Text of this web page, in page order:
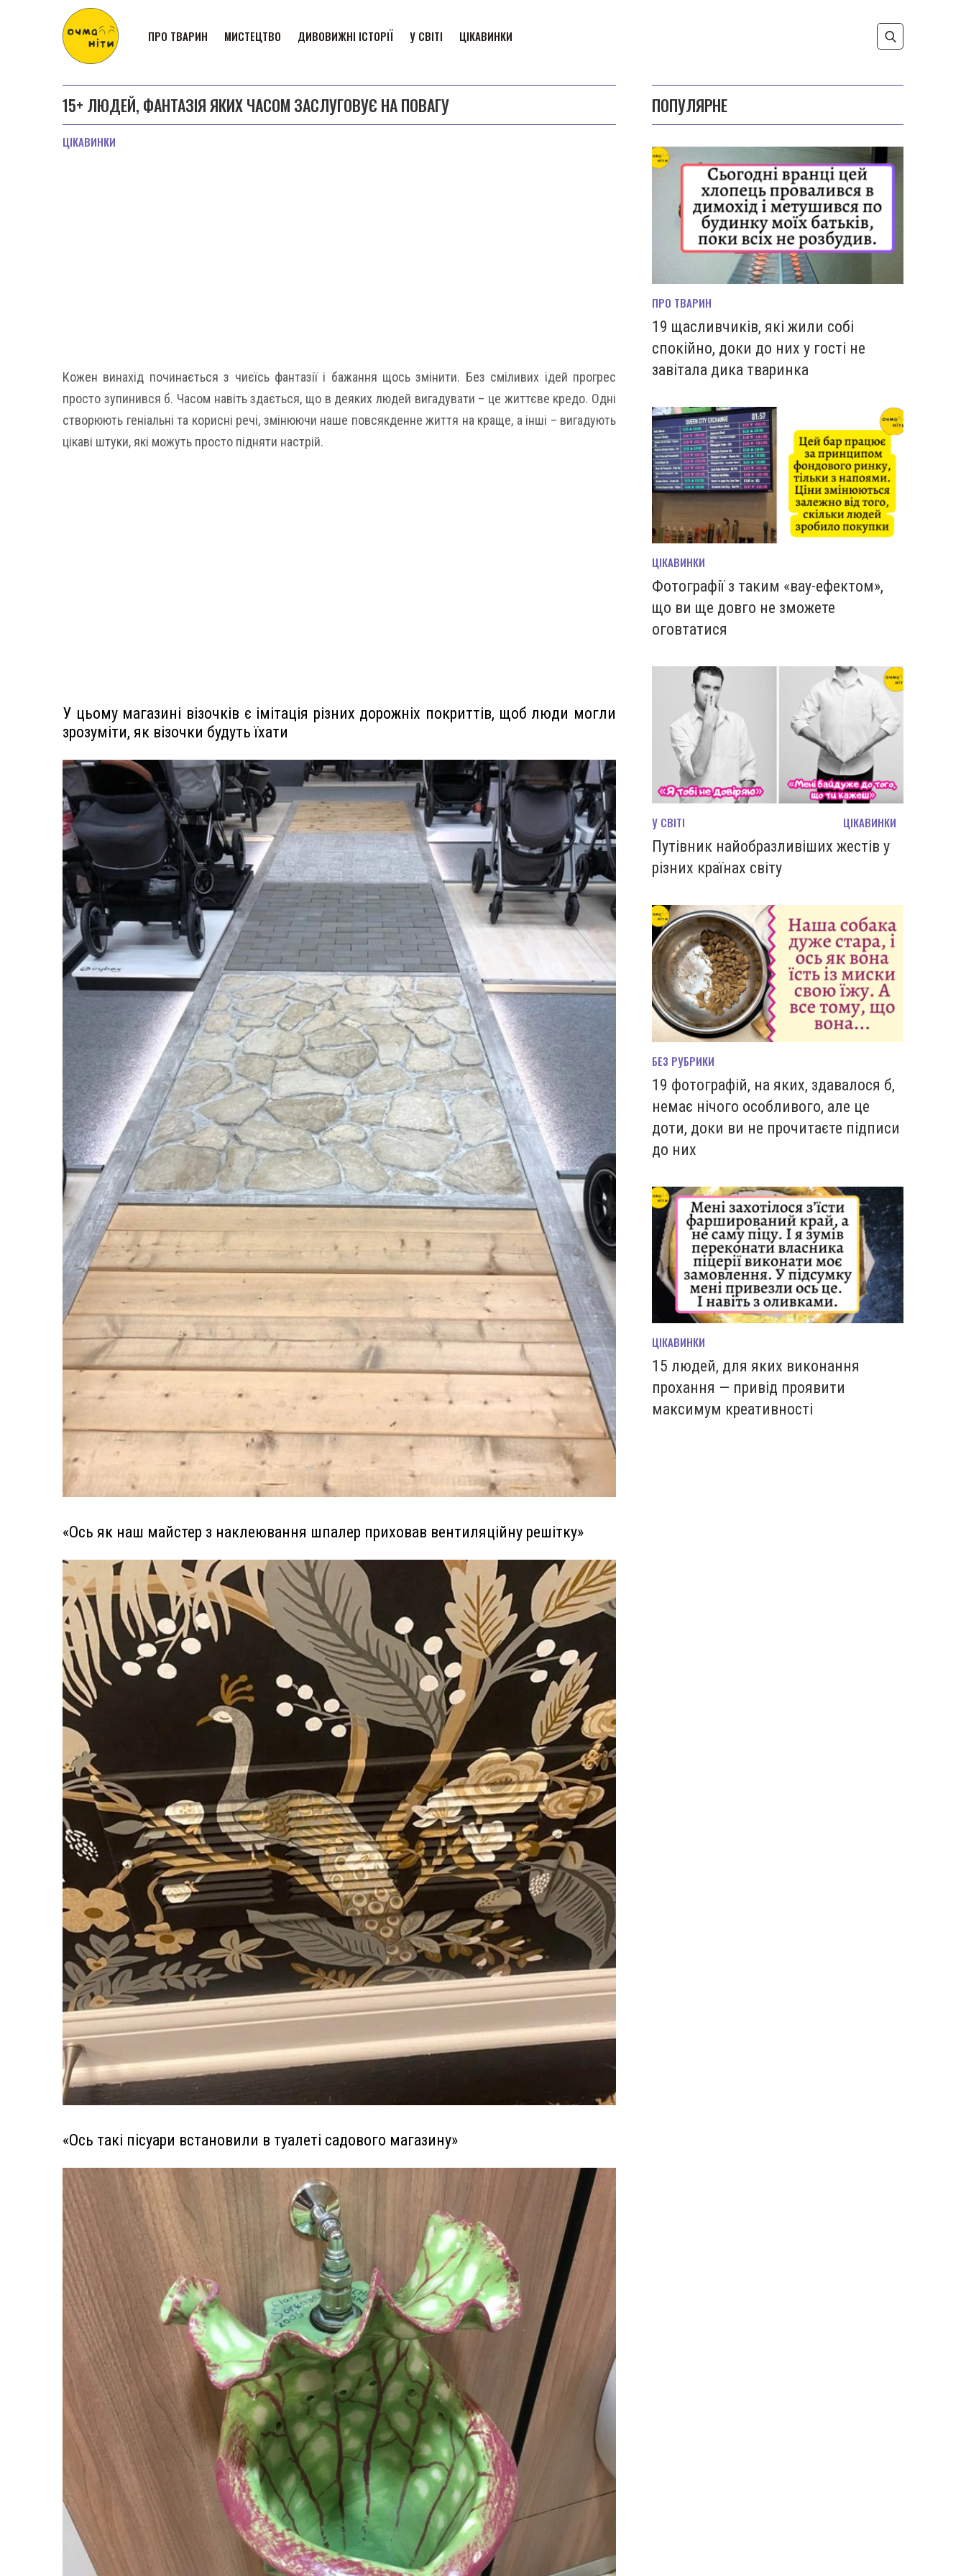
ПРО ТВАРИН МИСТЕЦТВО ДИВОВИЖНІ ІСТОРІЇ У СВІТІ ЦІКАВИНКИ
15+ ЛЮДЕЙ, ФАНТАЗІЯ ЯКИХ ЧАСОМ ЗАСЛУГОВУЄ НА ПОВАГУ
ЦІКАВИНКИ
Кожен винахід починається з чиєїсь фантазії і бажання щось змінити. Без сміливих ідей прогрес
просто зупинився б. Часом навіть здається, що в деяких людей вигадувати – це життєве кредо. Одні
створюють геніальні та корисні речі, змінюючи наше повсякденне життя на краще, а інші – вигадують
цікаві штуки, які можуть просто підняти настрій.
У цьому магазині візочків є імітація різних дорожніх покриттів, щоб люди могли
зрозуміти, як візочки будуть їхати
«Ось як наш майстер з наклеювання шпалер приховав вентиляційну решітку»
«Ось такі пісуари встановили в туалеті садового магазину»
ПОПУЛЯРНЕ
ПРО ТВАРИН
19 щасливчиків, які жили собі
спокійно, доки до них у гості не
завітала дика тваринка
ЦІКАВИНКИ
Фотографії з таким «вау-ефектом»,
що ви ще довго не зможете
оговтатися
У СВІТІ ЦІКАВИНКИ
Путівник найобразливіших жестів у
різних країнах світу
БЕЗ РУБРИКИ
19 фотографій, на яких, здавалося б,
немає нічого особливого, але це
доти, доки ви не прочитаєте підписи
до них
ЦІКАВИНКИ
15 людей, для яких виконання
прохання — привід проявити
максимум креативності